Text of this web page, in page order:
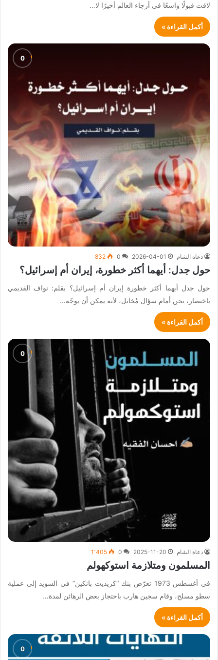
لاقت قبولًا واسعًا في أرجاء العالم أخيرًا لا…
أكمل القراءة »
دعاة الشام 2026-04-01
0
832
حول جدل: أيهما أكثر خطورة، إيران أم إسرائيل؟
حول جدل أيهما أكثر خطورة إيران أم إسرائيل؟ بقلم: نواف القديمي
باختصار، نحن أمام سؤال مُخاتل، لأنه يمكن أن يوجّه…
أكمل القراءة »
دعاة الشام 2025-11-20
0 1٬405
المسلمون ومتلازمة استوكهولم
في أغسطس 1973 تعرّض بنك “كريديت بانكين” في السويد إلى عملية
سطو مسلح، وقام سجين هارب باحتجاز بعض الرهائن لمدة…
أكمل القراءة »